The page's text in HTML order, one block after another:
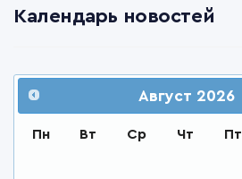
Календарь новостей
Август 2026
Пн Вт Ср Чт Пт